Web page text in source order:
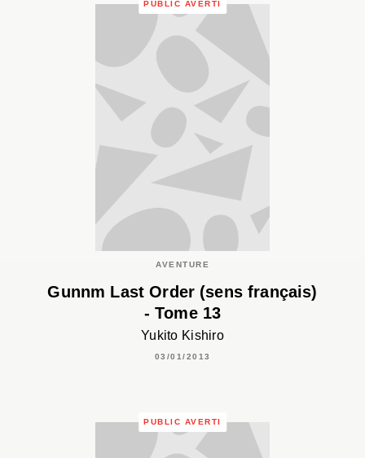
PUBLIC AVERTI
AVENTURE
Gunnm Last Order (sens français)
- Tome 13
Yukito Kishiro
03/01/2013
PUBLIC AVERTI